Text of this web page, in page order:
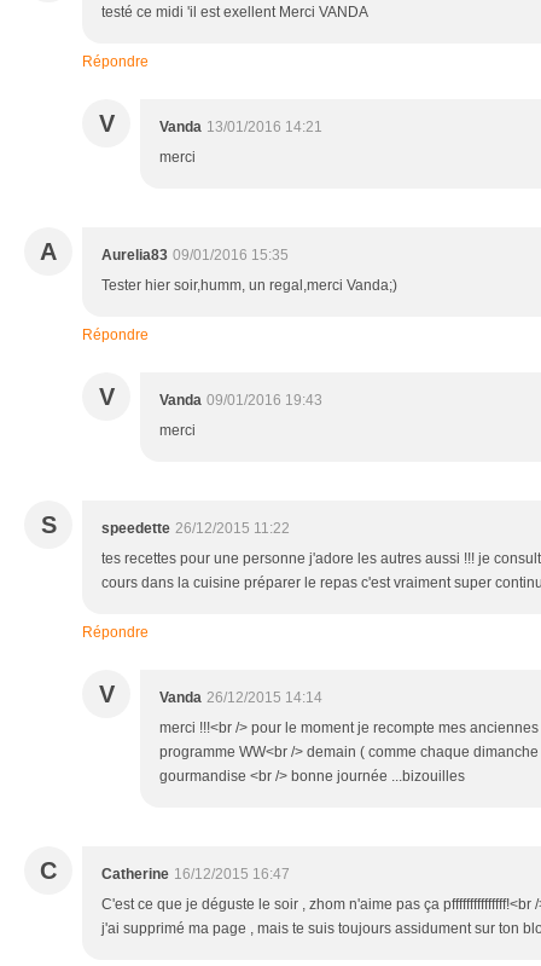
testé ce midi 'il est exellent Merci VANDA
Répondre
V Vanda 13/01/2016 14:21
merci
A Aurelia83 09/01/2016 15:35
Tester hier soir,humm, un regal,merci Vanda;)
Répondre
V Vanda 09/01/2016 19:43
merci
S speedette 26/12/2015 11:22
tes recettes pour une personne j'adore les autres aussi !!! je
cours dans la cuisine préparer le repas c'est vraiment super
Répondre
V Vanda 26/12/2015 14:14
merci !!!<br /> pour le moment je recompte mes
programme WW<br /> demain ( comme chaque
gourmandise <br /> bonne journée ...bizouilles
C Catherine 16/12/2015 16:47
C'est ce que je déguste le soir , zhom n'aime pas ça pfffffffffffffff!<br
j'ai supprimé ma page , mais te suis toujours assidument sur ton